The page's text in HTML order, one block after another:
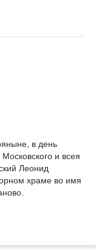
в день
и всея
Леонид
храме во имя